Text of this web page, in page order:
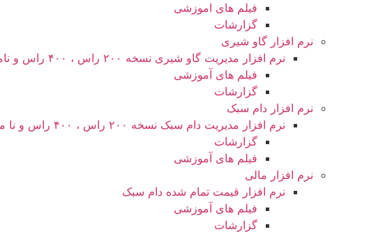
فیلم های اموزشی
گزارشات
نرم افزار گاو شیری
نرم افزار مدیریت گاو شیری نسخه ۲۰۰ راس ، ۴۰۰ راس و نامحدود
فیلم های آموزشی
گزارشات
نرم افزار دام سبک
نرم افزار مدیریت دام سبک نسخه ۲۰۰ راس ، ۴۰۰ راس و نا محدود
گزارشات
فیلم های آموزشی
نرم افزار مالی
نرم افزار قیمت تمام شده دام سبک
فیلم های آموزشی
گزارشات